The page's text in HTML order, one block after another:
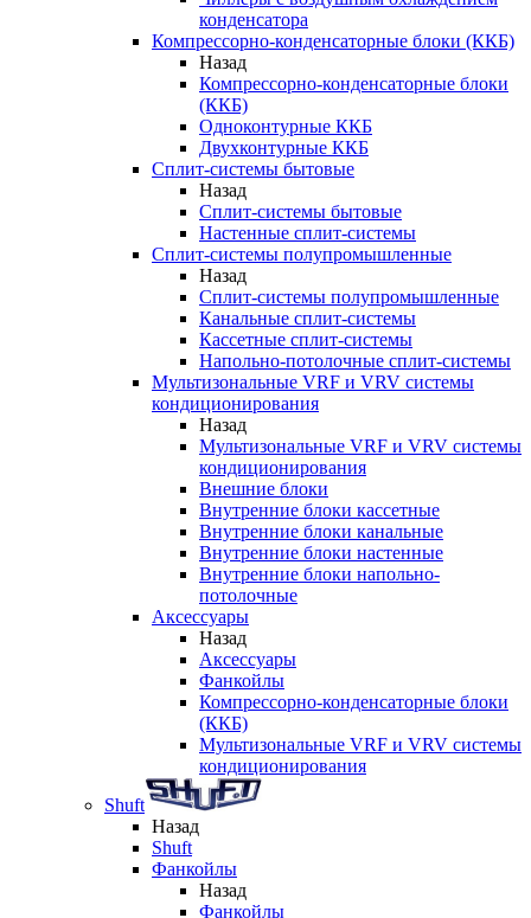
конденсатора
Компрессорно-конденсаторные блоки (ККБ)
Назад
Компрессорно-конденсаторные блоки
(ККБ)
Одноконтурные ККБ
Двухконтурные ККБ
Сплит-системы бытовые
Назад
Сплит-системы бытовые
Настенные сплит-системы
Сплит-системы полупромышленные
Назад
Сплит-системы полупромышленные
Канальные сплит-системы
Кассетные сплит-системы
Напольно-потолочные сплит-системы
Мультизональные VRF и VRV системы
кондиционирования
Назад
Мультизональные VRF и VRV системы
кондиционирования
Внешние блоки
Внутренние блоки кассетные
Внутренние блоки канальные
Внутренние блоки настенные
Внутренние блоки напольно-
потолочные
Аксессуары
Назад
Аксессуары
Фанкойлы
Компрессорно-конденсаторные блоки
(ККБ)
Мультизональные VRF и VRV системы
кондиционирования
Shuft
Назад
Shuft
Фанкойлы
Назад
Фанкойлы